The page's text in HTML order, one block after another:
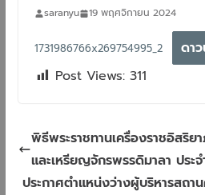
saranyu 19 พฤศจิกายน 2024
1731986766x269754995_2
ดา
Post Views: 311
พิธีพระราชทานเครื่องราชอิสริ
และเหรียญจักรพรรดิมาลา ประ
ประกาศตำแหน่งว่างผู้บริหารสถา